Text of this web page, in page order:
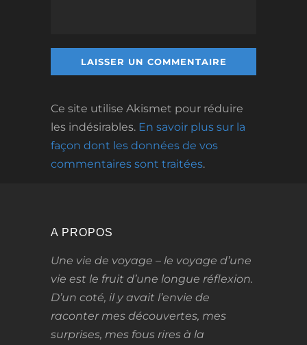
Ce site utilise Akismet pour réduire
les indésirables. En savoir plus sur la
façon dont les données de vos
commentaires sont traitées.
A PROPOS
Une vie de voyage – le voyage d’une
vie est le fruit d’une longue réflexion.
D’un coté, il y avait l’envie de
raconter mes découvertes, mes
surprises, mes fous rires à la